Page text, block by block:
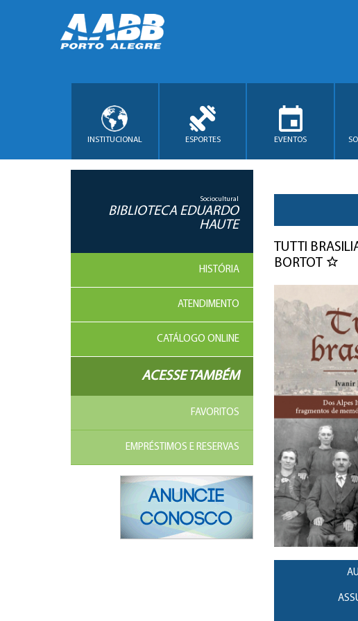
INSTITUCIONAL ESPORTES EVENTOS
Sociocultural
BIBLIOTECA EDUARDO
HAUTE
HISTÓRIA
ATENDIMENTO
CATÁLOGO ONLINE
ACESSE TAMBÉM
FAVORITOS
EMPRÉSTIMOS E RESERVAS
TUTTI
BORTOT